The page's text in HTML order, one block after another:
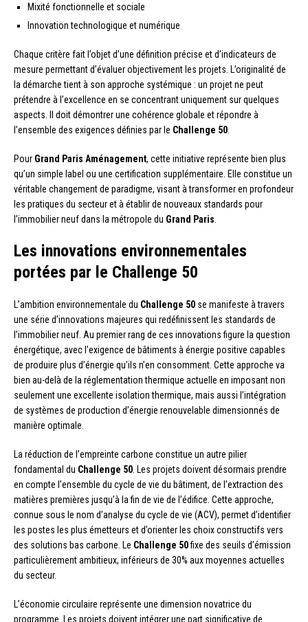
Mixité fonctionnelle et sociale
Innovation technologique et numérique
Chaque critère fait l’objet d’une définition précise et d’indicateurs de
mesure permettant d’évaluer objectivement les projets. L’originalité de
la démarche tient à son approche systémique : un projet ne peut
prétendre à l’excellence en se concentrant uniquement sur quelques
aspects. Il doit démontrer une cohérence globale et répondre à
l’ensemble des exigences définies par le Challenge 50
Pour Grand Paris Aménagement, cette initiative représente bien plus
qu’un simple label ou une certification supplémentaire. Elle constitue un
véritable changement de paradigme, visant à transformer en profondeur
les pratiques du secteur et à établir de nouveaux standards pour
l’immobilier neuf dans la métropole du Grand Paris
Les innovations environnementales
portées par le Challenge 50
L’ambition environnementale du Challenge 50 se manifeste à travers
une série d’innovations majeures qui redéfinissent les standards de
l’immobilier neuf. Au premier rang de ces innovations figure la question
énergétique, avec l’exigence de bâtiments à énergie positive capables
de produire plus d’énergie qu’ils n’en consomment. Cette approche va
bien au-delà de la réglementation thermique actuelle en imposant non
seulement une excellente isolation thermique, mais aussi l’intégration
de systèmes de production d’énergie renouvelable dimensionnés de
manière optimale.
La réduction de l’empreinte carbone constitue un autre pilier
fondamental du Challenge 50 . Les projets doivent désormais prendre
en compte l’ensemble du cycle de vie du bâtiment, de l’extraction des
matières premières jusqu’à la fin de vie de l’édifice. Cette approche,
connue sous le nom d’analyse du cycle de vie (ACV), permet d’identifier
les postes les plus émetteurs et d’orienter les choix constructifs vers
des solutions bas carbone. Le Challenge 50fixe des seuils d’émission
particulièrement ambitieux, inférieurs de 30% aux moyennes actuelles
du secteur.
L’économie circulaire représente une dimension novatrice du
programme. Les projets doivent intégrer une part significative de